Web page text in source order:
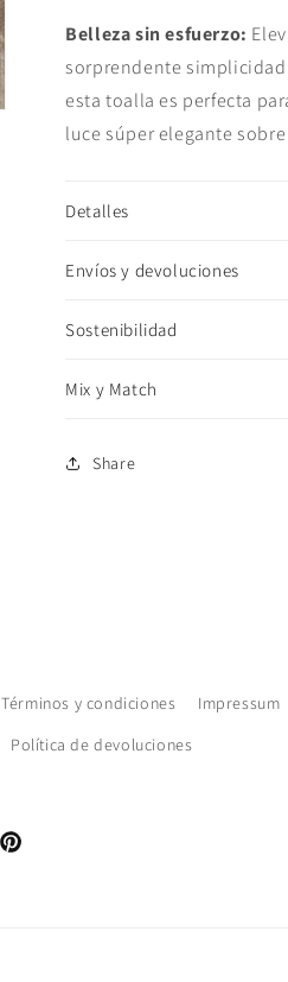
Belleza sin esfuerzo:
sorprendente
esta toalla es perfecta
luce súper elegante
Detalles
Envíos y devoluciones
Sostenibilidad
Mix y Match
Share
Términos y condiciones
Impressum
Política de devoluciones
Pinterest